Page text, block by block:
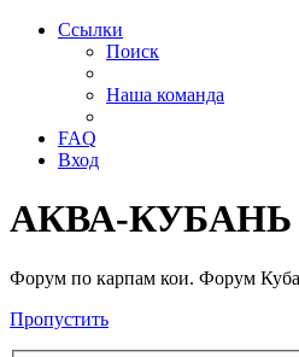
Ссылки
Поиск
Наша команда
FAQ
Вход
АКВА-КУБАНЬ
Форум по карпам кои. Форум
Пропустить